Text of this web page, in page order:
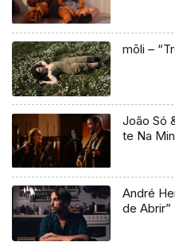
mōli –
João Só
te Na
André
de Abrir”